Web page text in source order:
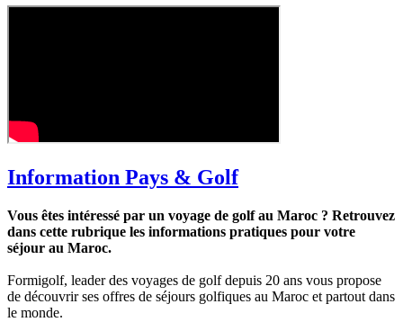
Information Pays & Golf
Vous êtes intéressé par un voyage de golf au Maroc ? Retrouvez
dans cette rubrique les informations pratiques pour votre
séjour au Maroc.
Formigolf, leader des voyages de golf depuis 20 ans vous propose
de découvrir ses offres de séjours golfiques au Maroc et partout dans
le monde.